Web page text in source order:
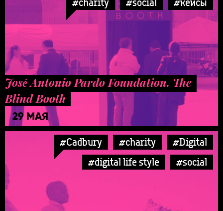
José Antonio Pardo Foundation. The
Blind Booth
29 МАЯ
#Cadbury #charity
#Digital
#digital life style
#social